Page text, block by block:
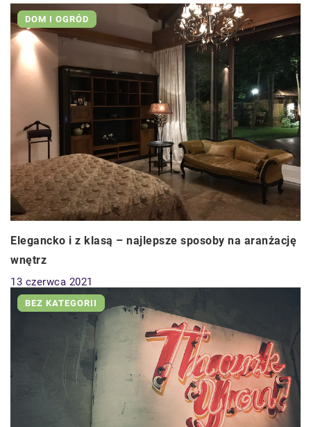
DOM I OGRÓD
Elegancko i z klasą – najlepsze sposoby na aranżację
wnętrz
13 czerwca 2021
BEZ KATEGORII